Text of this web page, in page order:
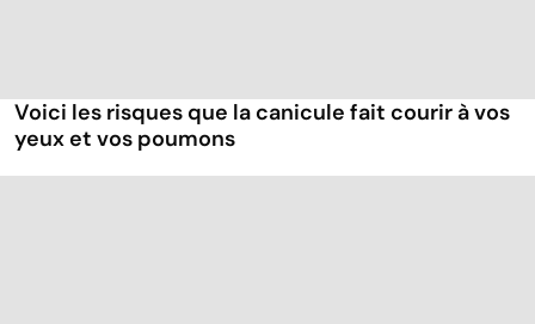
Voici les risques que la canicule fait courir à vos
yeux et vos poumons